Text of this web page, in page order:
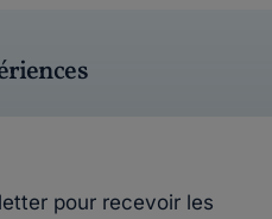
pour recevoir les